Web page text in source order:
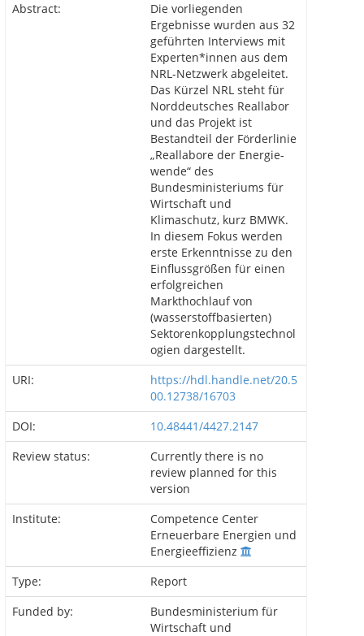
Abstract:
Die vorliegenden
Ergebnisse wurden aus 32
geführten Interviews mit
Experten*innen aus dem
NRL-Netzwerk abgeleitet.
Das Kürzel NRL steht für
Norddeutsches Reallabor
und das Projekt ist
Bestandteil der Förderlinie
„Reallabore der Energie-
wende“ des
Bundesministeriums für
Wirtschaft und
Klimaschutz, kurz BMWK.
In diesem Fokus werden
erste Erkenntnisse zu den
Einflussgrößen für einen
erfolgreichen
Markthochlauf von
(wasserstoffbasierten)
Sektorenkopplungstechnol
ogien dargestellt.
URI:
https://hdl.handle.net/20.5
00.12738/16703
DOI:
10.48441/4427.2147
Review status:
Currently there is no
review planned for this
version
Institute:
Competence Center
Erneuerbare Energien und
Energieeffizienz
Type:
Report
Funded by:
Bundesministerium für
Wirtschaft und